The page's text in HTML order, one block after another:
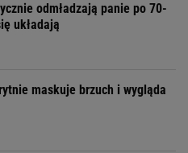
odmładzają panie po 70-
układają
maskuje brzuch i wygląda